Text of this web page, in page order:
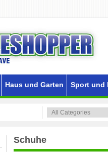
Haus und Garten Sport und
Schuhe